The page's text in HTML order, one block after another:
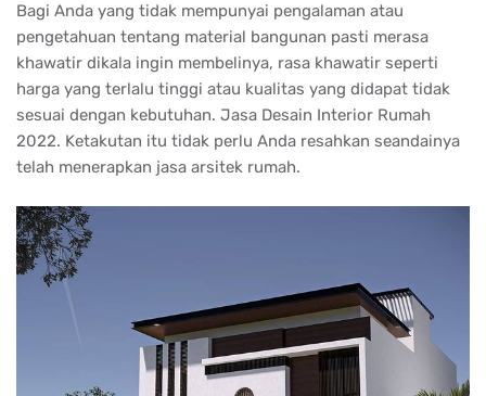
Bagi Anda yang tidak mempunyai pengalaman atau
pengetahuan tentang material bangunan pasti merasa
khawatir dikala ingin membelinya, rasa khawatir seperti
harga yang terlalu tinggi atau kualitas yang didapat tidak
sesuai dengan kebutuhan. Jasa Desain Interior Rumah
2022. Ketakutan itu tidak perlu Anda resahkan seandainya
telah menerapkan jasa arsitek rumah.